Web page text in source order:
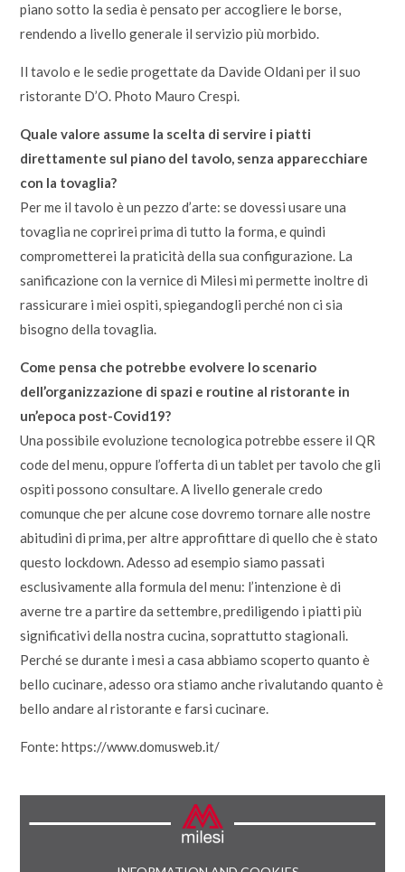
piano sotto la sedia è pensato per accogliere le borse,
rendendo a livello generale il servizio più morbido.
Il tavolo e le sedie progettate da Davide Oldani per il suo
ristorante D’O. Photo Mauro Crespi.
Quale valore assume la scelta di servire i piatti
direttamente sul piano del tavolo, senza apparecchiare
con la tovaglia?
Per me il tavolo è un pezzo d’arte: se dovessi usare una
tovaglia ne coprirei prima di tutto la forma, e quindi
comprometterei la praticità della sua configurazione. La
sanificazione con la vernice di Milesi mi permette inoltre di
rassicurare i miei ospiti, spiegandogli perché non ci sia
bisogno della tovaglia.
Come pensa che potrebbe evolvere lo scenario
dell’organizzazione di spazi e routine al ristorante in
un’epoca post-Covid19?
Una possibile evoluzione tecnologica potrebbe essere il QR
code del menu, oppure l’offerta di un tablet per tavolo che gli
ospiti possono consultare. A livello generale credo
comunque che per alcune cose dovremo tornare alle nostre
abitudini di prima, per altre approfittare di quello che è stato
questo lockdown. Adesso ad esempio siamo passati
esclusivamente alla formula del menu: l’intenzione è di
averne tre a partire da settembre, prediligendo i piatti più
significativi della nostra cucina, soprattutto stagionali.
Perché se durante i mesi a casa abbiamo scoperto quanto è
bello cucinare, adesso ora stiamo anche rivalutando quanto è
bello andare al ristorante e farsi cucinare.
Fonte: https://www.domusweb.it/